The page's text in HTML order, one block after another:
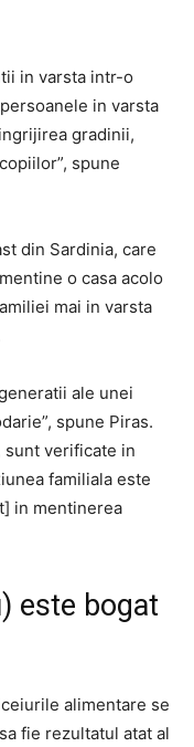
in varsta intr-o
in varsta
gradinii,
spune
din Sardinia, care
o casa acolo
mai in varsta
ale unei
spune Piras.
sunt verificate in
familiala este
in mentinerea
este bogat
alimentare se
fie rezultatul atat al